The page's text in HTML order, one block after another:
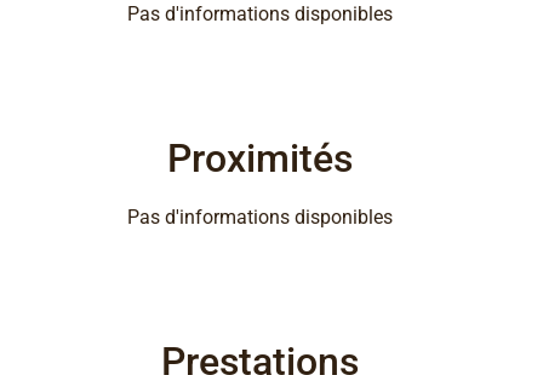
Pas d'informations disponibles
Proximités
Pas d'informations disponibles
Prestations